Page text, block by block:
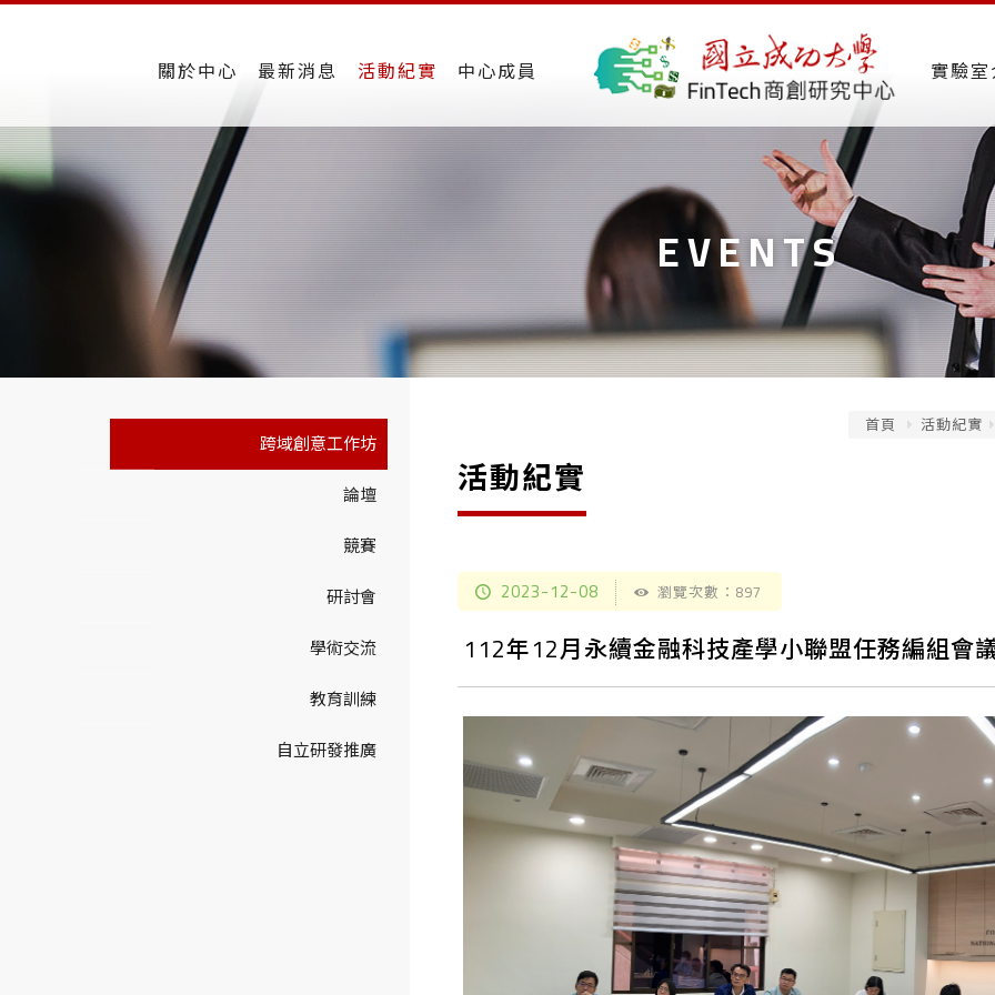
關於中心 最新消息 活動紀實 中心成員 實驗
EVENTS
首頁 活動紀實
活動紀實
2023-12-08 瀏覽次數：897
112年12月永續金融科技產學小聯盟任務編組會
跨域創意工作坊
論壇
競賽
研討會
學術交流
教育訓練
自立研發推廣